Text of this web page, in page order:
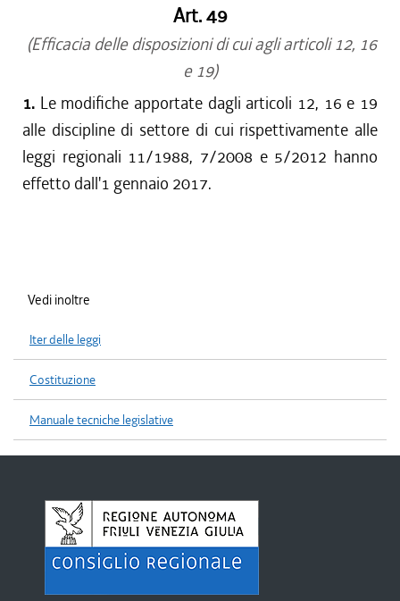
Art. 49
(Efficacia delle disposizioni di cui agli articoli 12, 16
e 19)
1. Le modifiche apportate dagli articoli 12, 16 e 19
alle discipline di settore di cui rispettivamente alle
leggi regionali 11/1988, 7/2008 e 5/2012 hanno
effetto dall'1 gennaio 2017.
Vedi inoltre
Iter delle leggi
Costituzione
Manuale tecniche legislative